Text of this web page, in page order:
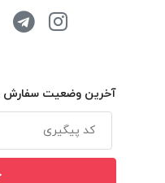
آخرین وضعیت سفارش